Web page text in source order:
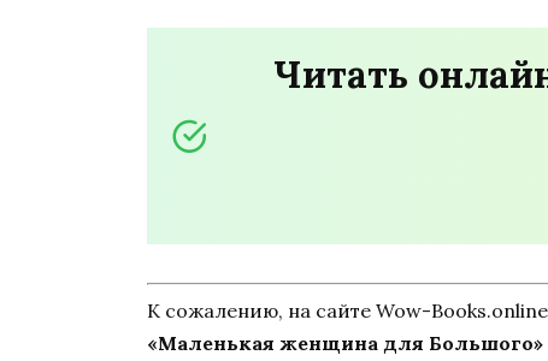
Читать
К сожалению, на сайте Wow-
«Маленькая женщина для Большого»